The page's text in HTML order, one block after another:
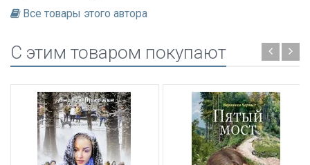
Все товары этого автора
C этим товаром покупают